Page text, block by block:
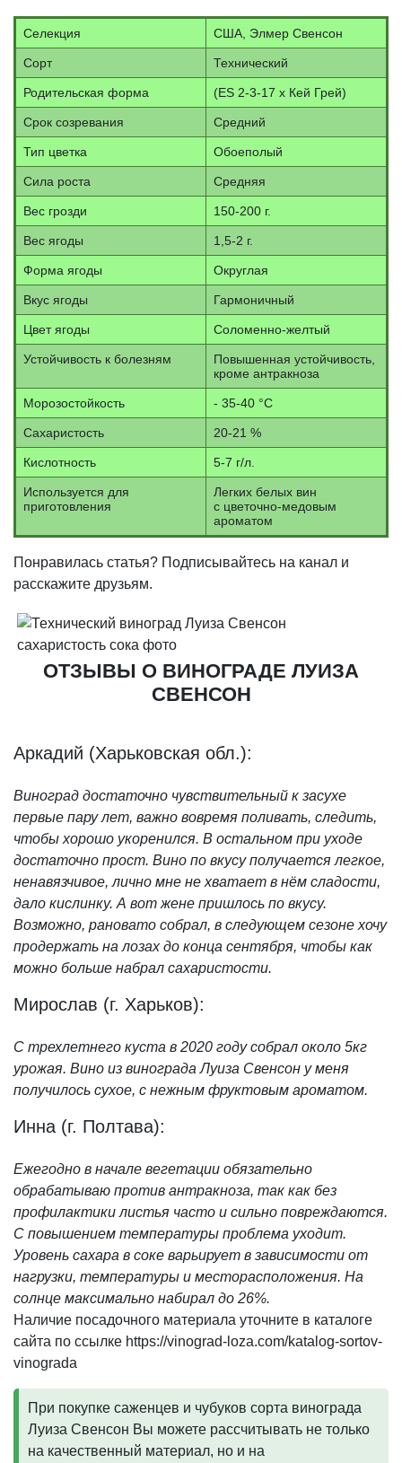
Селекция США, Элмер Свенсон
Сорт Технический
Родительская форма (ES 2-3-17 x Кей Грей)
Срок созревания Средний
Тип цветка Обоеполый
Сила роста Средняя
Вес грозди 150-200 г.
Вес ягоды 1,5-2 г.
Форма ягоды Округлая
Вкус ягоды Гармоничный
Цвет ягоды Соломенно-желтый
Устойчивость к болезням
Повышенная устойчивость,
кроме антракноза
Морозостойкость - 35-40 °С
Сахаристость 20-21 %
Кислотность 5-7 г/л.
Используется для
приготовления
Легких белых вин
с цветочно-медовым
ароматом
Понравилась статья? Подписывайтесь на канал и
расскажите друзьям.
ОТЗЫВЫ О ВИНОГРАДЕ ЛУИЗА
СВЕНСОН
Аркадий (Харьковская обл.):
Виноград достаточно чувствительный к засухе
первые пару лет, важно вовремя поливать, следить,
чтобы хорошо укоренился. В остальном при уходе
достаточно прост. Вино по вкусу получается легкое,
ненавязчивое, лично мне не хватает в нём сладости,
дало кислинку. А вот жене пришлось по вкусу.
Возможно, рановато собрал, в следующем сезоне хочу
продержать на лозах до конца сентября, чтобы как
можно больше набрал сахаристости.
Мирослав (г. Харьков):
С трехлетнего куста в 2020 году собрал около 5кг
урожая. Вино из винограда Луиза Свенсон у меня
получилось сухое, с нежным фруктовым ароматом.
Инна (г. Полтава):
Ежегодно в начале вегетации обязательно
обрабатываю против антракноза, так как без
профилактики листья часто и сильно повреждаются.
С повышением температуры проблема уходит.
Уровень сахара в соке варьирует в зависимости от
нагрузки, температуры и месторасположения. На
солнце максимально набирал до 26%.
Наличие посадочного материала уточните в каталоге
сайта по ссылке https://vinograd-loza.com/katalog-sortov-
vinograda
При покупке саженцев и чубуков сорта винограда
Луиза Свенсон Вы можете рассчитывать не только
на качественный материал, но и на